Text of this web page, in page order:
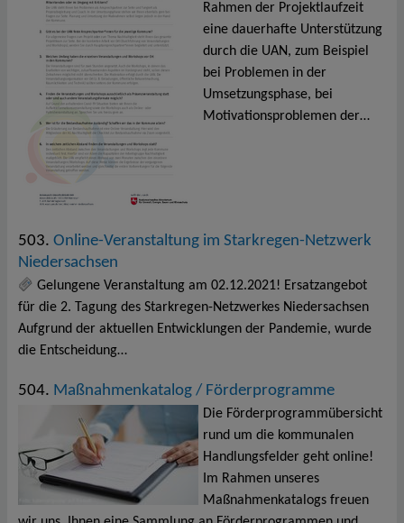
Rahmen der Projektlaufzeit
eine dauerhafte Unterstützung
durch die UAN, zum Beispiel
bei Problemen in der
Umsetzungsphase, bei
Motivationsproblemen der…
503. Online-Veranstaltung im Starkregen-Netzwerk
Niedersachsen
Gelungene Veranstaltung am 02.12.2021! Ersatzangebot
für die 2. Tagung des Starkregen-Netzwerkes Niedersachsen
Aufgrund der aktuellen Entwicklungen der Pandemie, wurde
die Entscheidung…
504. Maßnahmenkatalog / Förderprogramme
Die Förderprogrammübersicht
rund um die kommunalen
Handlungsfelder geht online!
Im Rahmen unseres
Maßnahmenkatalogs freuen